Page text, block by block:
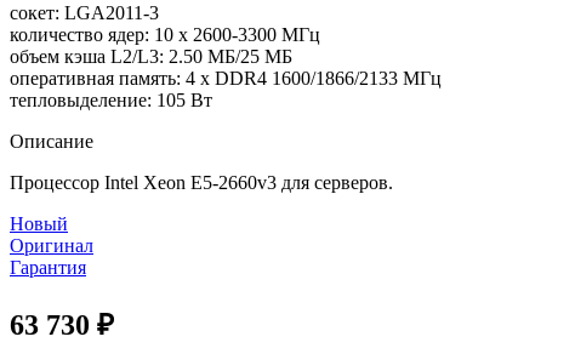
сокет: LGA2011-3
количество ядер: 10 x 2600-3300 МГц
объем кэша L2/L3: 2.50 МБ/25 МБ
оперативная память: 4 x DDR4 1600/1866/2133 МГц
тепловыделение: 105 Вт
Описание
Процессор Intel Xeon E5-2660v3 для серверов.
Новый
Оригинал
Гарантия
63 730 ₽